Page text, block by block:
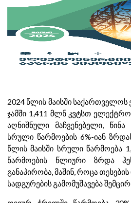
2024 წლის მაისში
ჯამში 1,411 მლნ კვტსთ
აღნიშნული მაჩვენებელი,
სრული წარმოების 6%-იან
წლის მაისში სრული წარმოება
წარმოების წლიური ზრდა
განაპირობა, მაშინ, როცა
სადგურების გამომუშავება